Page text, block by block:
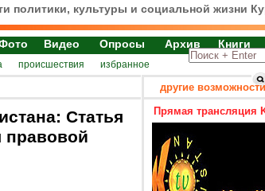
политики, культуры и социальной жизни
Видео Опросы Архив Книги
происшествия избранное
Статья
правовой
другие возможности
Прямая трансляция